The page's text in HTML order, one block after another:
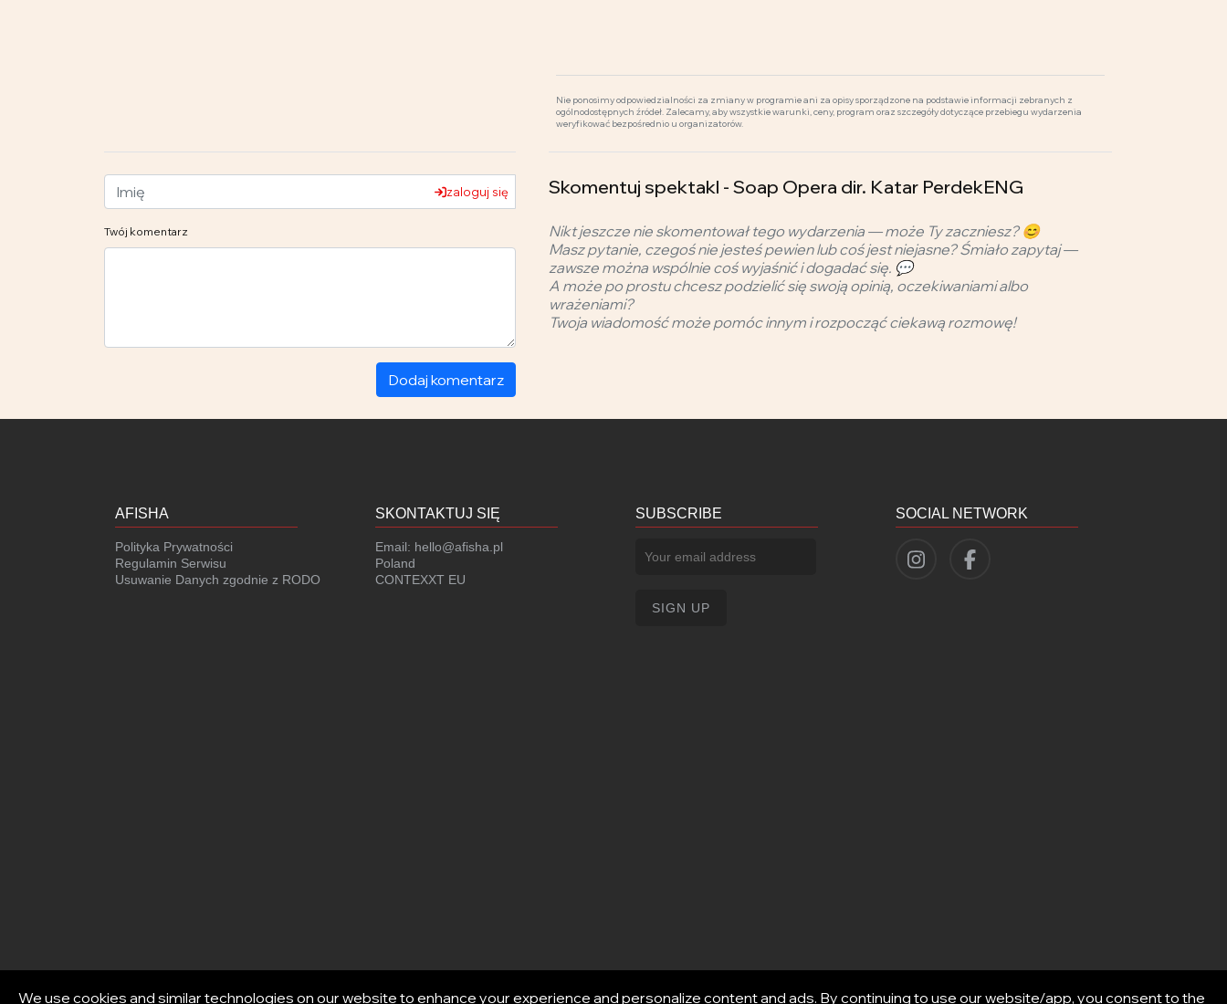
Nie ponosimy odpowiedzialności za zmiany w programie ani za opisy sporządzone na podstawie informacji zebranych z
ogólnodostępnych źródeł. Zalecamy, aby wszystkie warunki, ceny, program oraz szczegóły dotyczące przebiegu wydarzenia
weryfikować bezpośrednio u organizatorów.
zaloguj się
Twój komentarz
Dodaj komentarz
Skomentuj spektakl - Soap Opera dir. Katar PerdekENG
Nikt jeszcze nie skomentował tego wydarzenia — może Ty zaczniesz? 😊
Masz pytanie, czegoś nie jesteś pewien lub coś jest niejasne? Śmiało zapytaj —
zawsze można wspólnie coś wyjaśnić i dogadać się. 💬
A może po prostu chcesz podzielić się swoją opinią, oczekiwaniami albo
wrażeniami?
Twoja wiadomość może pomóc innym i rozpocząć ciekawą rozmowę!
AFISHA
Polityka Prywatności
Regulamin Serwisu
Usuwanie Danych zgodnie z RODO
SKONTAKTUJ SIĘ
Email: hello@afisha.pl
Poland
CONTEXXT EU
SUBSCRIBE SOCIAL NETWORK
We use cookies and similar technologies on our website to enhance your experience and personalize content and ads. By continuing to use our website/app, you consent to the